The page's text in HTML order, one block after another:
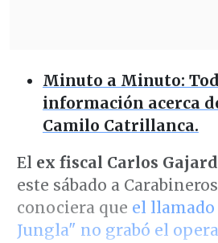
Minuto a Minuto:
información acerca
Camilo Catrillanca.
El ex fiscal Carlos
este sábado a
conociera que el
Jungla" no grabó el